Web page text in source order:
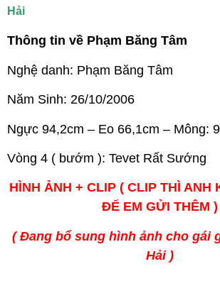
Hải
Thông tin về Phạm Băng Tâm
Nghệ danh: Phạm Băng Tâm
Năm Sinh: 26/10/2006
Ngực 94,2cm – Eo 66,1cm – Mông:
Vòng 4 ( bướm ): Tevet Rất Sướng
HÌNH ẢNH + CLIP ( CLIP THÌ ANH
ĐỂ EM GỬI THÊM )
( Đang bổ sung hình ảnh cho gái
Hải )